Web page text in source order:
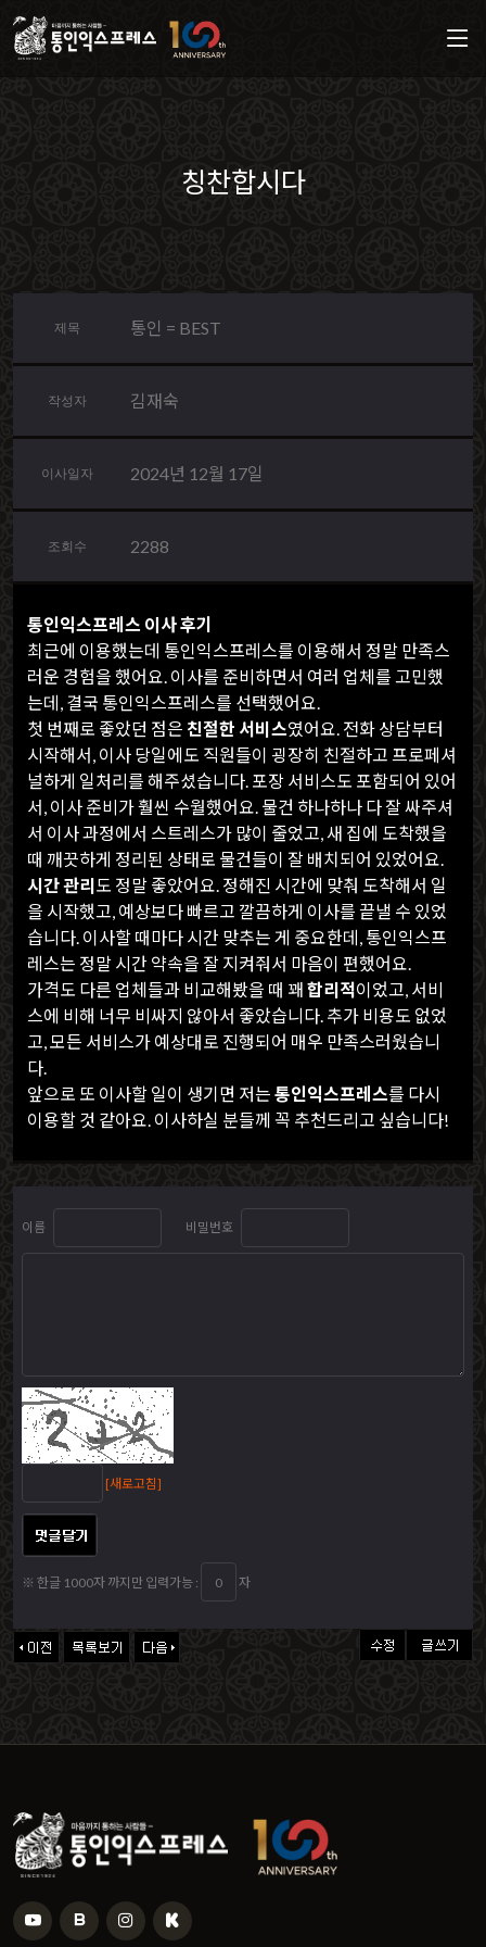
칭찬합시다
제목 통인 = BEST
작성자 김재숙
이사일자 2024년 12월 17일
조회수 2288
통인익스프레스 이사 후기
최근에 이용했는데 통인익스프레스를 이용해서 정말 만족스
러운 경험을 했어요. 이사를 준비하면서 여러 업체를 고민했
는데, 결국 통인익스프레스를 선택했어요.
첫 번째로 좋았던 점은 친절한 서비스였어요. 전화 상담부터
시작해서, 이사 당일에도 직원들이 굉장히 친절하고 프로페셔
널하게 일처리를 해주셨습니다. 포장 서비스도 포함되어 있어
서, 이사 준비가 훨씬 수월했어요. 물건 하나하나 다 잘 싸주셔
서 이사 과정에서 스트레스가 많이 줄었고, 새 집에 도착했을
때 깨끗하게 정리된 상태로 물건들이 잘 배치되어 있었어요.
시간 관리도 정말 좋았어요. 정해진 시간에 맞춰 도착해서 일
을 시작했고, 예상보다 빠르고 깔끔하게 이사를 끝낼 수 있었
습니다. 이사할 때마다 시간 맞추는 게 중요한데, 통인익스프
레스는 정말 시간 약속을 잘 지켜줘서 마음이 편했어요.
가격도 다른 업체들과 비교해봤을 때 꽤 합리적이었고, 서비
스에 비해 너무 비싸지 않아서 좋았습니다. 추가 비용도 없었
고, 모든 서비스가 예상대로 진행되어 매우 만족스러웠습니
다.
앞으로 또 이사할 일이 생기면 저는 통인익스프레스를 다시
이용할 것 같아요. 이사하실 분들께 꼭 추천드리고 싶습니다!
이름 비밀번호
[새로고침]
※ 한글 1000자 까지만 입력가능 : 자